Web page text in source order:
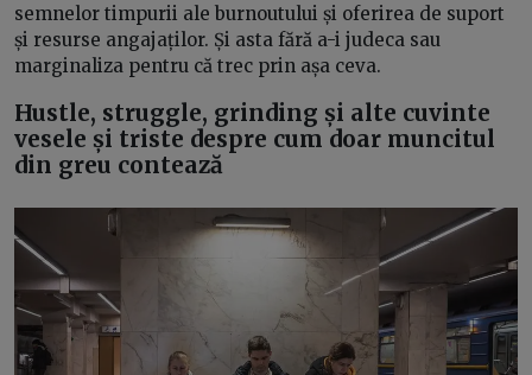
semnelor timpurii ale burnoutului și oferirea de suport
și resurse angajaților. Și asta fără a-i judeca sau
marginaliza pentru că trec prin așa ceva.
Hustle, struggle, grinding și alte cuvinte
vesele și triste despre cum doar muncitul
din greu contează